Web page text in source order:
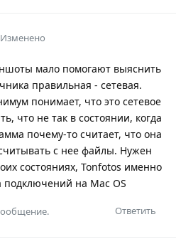
Изменено
мало помогают выяснить
правильная - сетевая.
понимает, что это сетевое
что не так в состоянии, когда
почему-то считает, что она
с нее файлы. Нужен
состояниях, Tonfotos именно
подключений на Mac OS
Ответить